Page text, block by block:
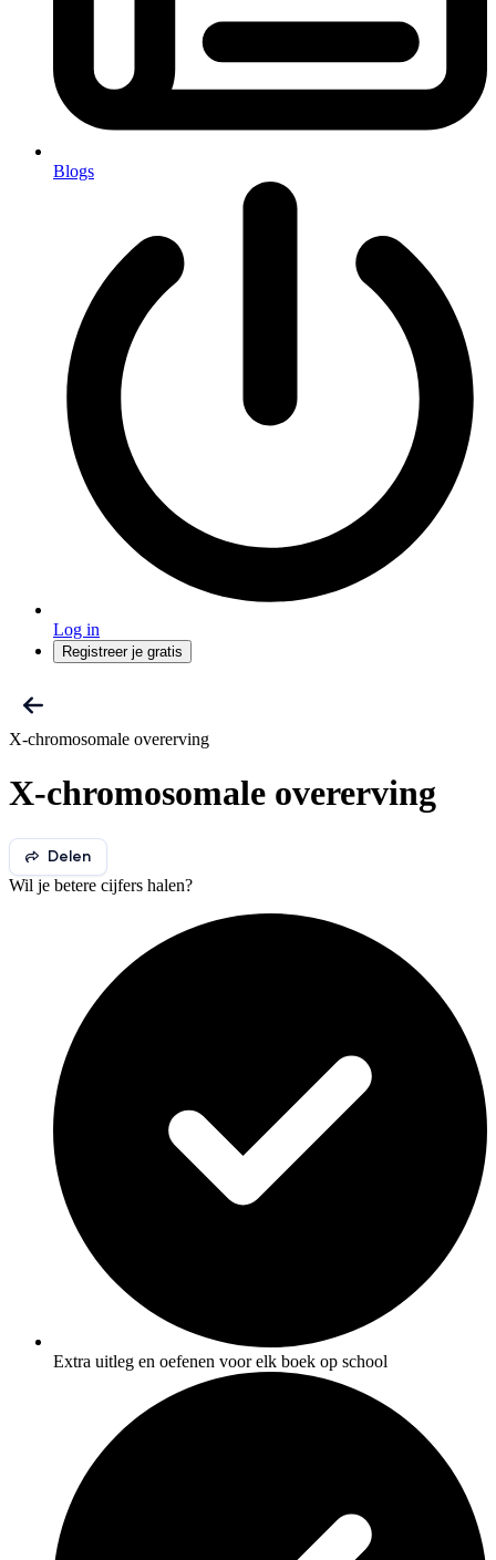
Blogs
Log in
Registreer je gratis
X-chromosomale overerving
X-chromosomale overerving
Delen
Wil je betere cijfers halen?
Extra uitleg en oefenen voor elk boek op school